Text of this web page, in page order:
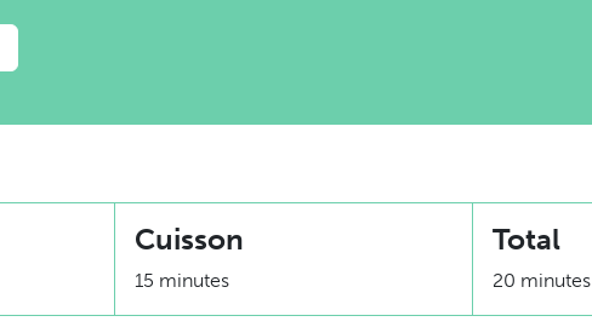
Cuisson
15 minutes
Total
20 minutes